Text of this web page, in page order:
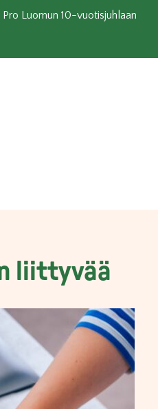
Luomun 10-vuotisjuhlaan
liittyvää